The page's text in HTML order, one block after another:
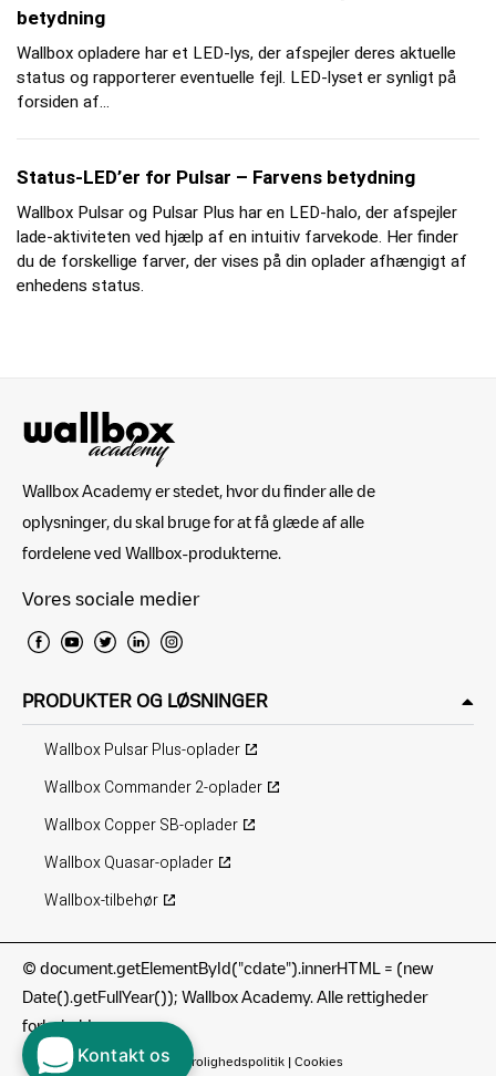
betydning
Wallbox opladere har et LED-lys, der afspejler deres aktuelle
status og rapporterer eventuelle fejl. LED-lyset er synligt på
forsiden af...
Status-LED’er for Pulsar – Farvens betydning
Wallbox Pulsar og Pulsar Plus har en LED-halo, der afspejler
lade-aktiviteten ved hjælp af en intuitiv farvekode. Her finder
du de forskellige farver, der vises på din oplader afhængigt af
enhedens status.
Wallbox Academy er stedet, hvor du finder alle de
oplysninger, du skal bruge for at få glæde af alle
fordelene ved Wallbox-produkterne.
Vores sociale medier
PRODUKTER OG LØSNINGER
Wallbox Pulsar Plus-oplader
Wallbox Commander 2-oplader
Wallbox Copper SB-oplader
Wallbox Quasar-oplader
Wallbox-tilbehør
© document.getElementById("cdate").innerHTML = (new
Date().getFullYear()); Wallbox Academy. Alle rettigheder
forbeholdes.
Vilkår for anvendelse|Fortrolighedspolitik | Cookies
Kontakt os